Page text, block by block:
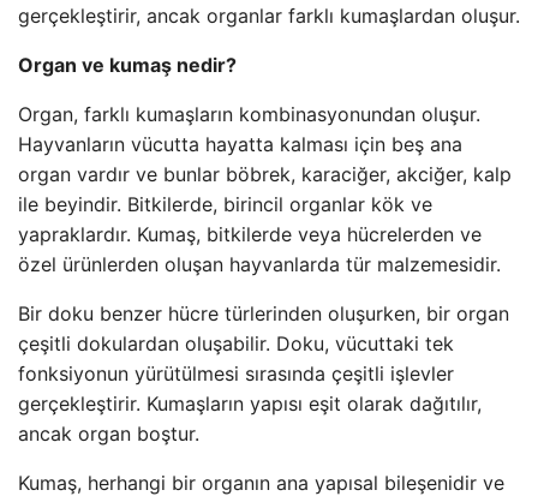
gerçekleştirir, ancak organlar farklı kumaşlardan oluşur.
Organ ve kumaş nedir?
Organ, farklı kumaşların kombinasyonundan oluşur.
Hayvanların vücutta hayatta kalması için beş ana
organ vardır ve bunlar böbrek, karaciğer, akciğer, kalp
ile beyindir. Bitkilerde, birincil organlar kök ve
yapraklardır. Kumaş, bitkilerde veya hücrelerden ve
özel ürünlerden oluşan hayvanlarda tür malzemesidir.
Bir doku benzer hücre türlerinden oluşurken, bir organ
çeşitli dokulardan oluşabilir. Doku, vücuttaki tek
fonksiyonun yürütülmesi sırasında çeşitli işlevler
gerçekleştirir. Kumaşların yapısı eşit olarak dağıtılır,
ancak organ boştur.
Kumaş, herhangi bir organın ana yapısal bileşenidir ve